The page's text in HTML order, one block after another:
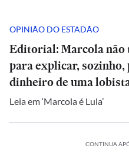
OPINIÃO DO ESTADÃO
Editorial: Marcola
para explicar, sozinho,
dinheiro de uma
Leia em ‘Marcola é Lula’
CONTINUA